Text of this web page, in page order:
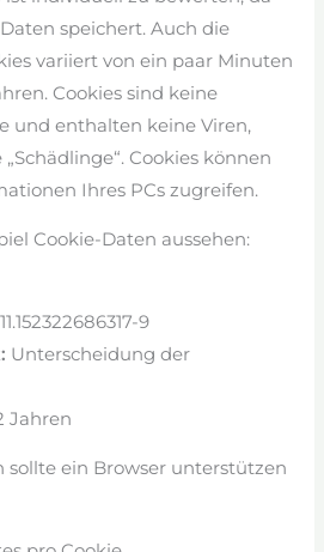
speichert. Auch die
variiert von ein paar Minuten
Cookies sind keine
und enthalten keine Viren,
Cookies können
Ihres PCs zugreifen.
Cookie-Daten aussehen:
9
Unterscheidung der
Jahren
sollte ein Browser unterstützen